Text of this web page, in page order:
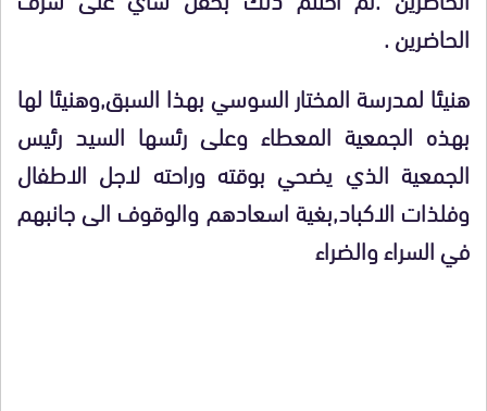
الحاضرين .
هنيئا لمدرسة المختار السوسي بهذا السبق,وهنيئا لها
بهذه الجمعية المعطاء وعلى رئسها السيد رئيس
الجمعية الذي يضحي بوقته وراحته لاجل الاطفال
وفلذات الاكباد,بغية اسعادهم والوقوف الى جانبهم
في السراء والضراء